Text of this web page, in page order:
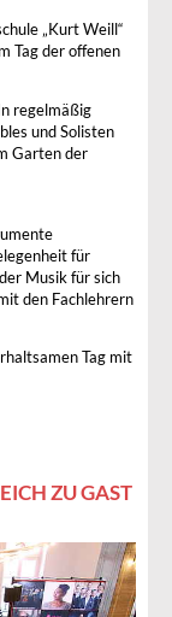
„Kurt Weill“
Tag der offenen
regelmäßig
und Solisten
Garten der
für
Musik für sich
den Fachlehrern
Tag mit
ZU GAST